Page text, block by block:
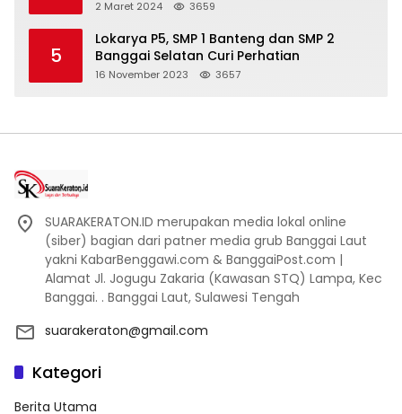
Bakal di Ciduk, Bagini Kata Kapolres!
2 Maret 2024 3659
5
Lokarya P5, SMP 1 Banteng dan SMP 2
Banggai Selatan Curi Perhatian
16 November 2023 3657
SUARAKERATON.ID merupakan media lokal online
(siber) bagian dari patner media grub Banggai Laut
yakni KabarBenggawi.com & BanggaiPost.com |
Alamat Jl. Jogugu Zakaria (Kawasan STQ) Lampa, Kec
Banggai. . Banggai Laut, Sulawesi Tengah
suarakeraton@gmail.com
Kategori
Berita Utama